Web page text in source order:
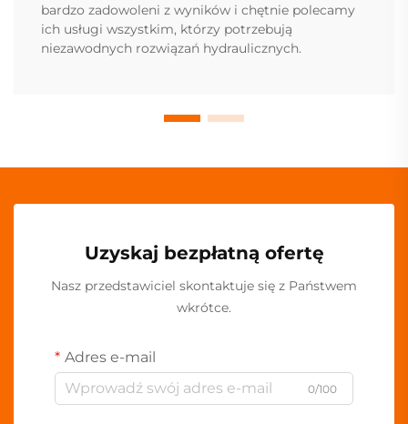
bardzo zadowoleni z wyników i chętnie polecamy
ich usługi wszystkim, którzy potrzebują
niezawodnych rozwiązań hydraulicznych.
Uzyskaj bezpłatną ofertę
Nasz przedstawiciel skontaktuje się z Państwem
wkrótce.
Adres e-mail
0/100